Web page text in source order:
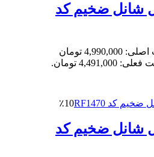
شانل ضخیم کد
قیمت اصلی: 4,990,000 تومان
4,491,000 تومان.
٪10
شانل ضخیم کد